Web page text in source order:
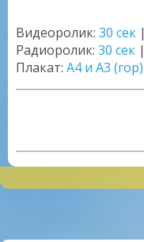
Видеоролик: 30 сек |
Радиоролик: 30 сек |
Плакат: А4 и А3 (гор)